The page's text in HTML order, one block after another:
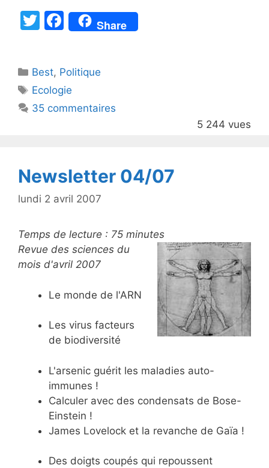
T
er
F
a
e
b
o
Share
Catégories
Best, Politique
Étiquettes
Ecologie
35 commentaires
5 244 vues
Newsletter 04/07
lundi 2 avril 2007
Temps de lecture : 75 minutes
Revue des sciences du
mois d'avril 2007
Le monde de l'ARN
Les virus facteurs
de biodiversité
L'arsenic guérit les maladies auto-
immunes !
Calculer avec des condensats de Bose-
Einstein !
James Lovelock et la revanche de Gaïa !
Des doigts coupés qui repoussent